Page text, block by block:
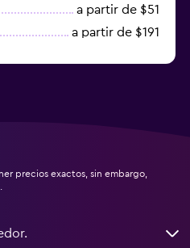
a partir de $51
a partir de $191
precios exactos, sin embargo,